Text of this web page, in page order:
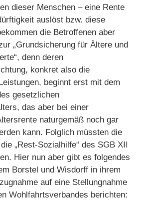
dieser Menschen – eine Rente
auslöst bzw. diese
die Betroffenen aber
„Grundsicherung für Ältere und
denn deren
konkret also die
beginnt erst mit dem
gesetzlichen
das aber bei einer
naturgemäß noch gar
kann. Folglich müssten die
„Rest-Sozialhilfe“ des SGB XII
Hier nun aber gibt es folgendes
Borstel und Wisdorff in ihrem
auf eine Stellungnahme
Wohlfahrtsverbandes berichten: